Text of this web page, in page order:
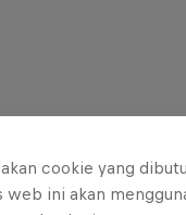
cookie yang
web ini akan